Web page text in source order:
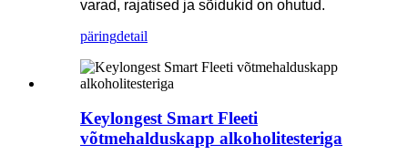
varad, rajatised ja sõidukid on ohutud.
päringdetail
Keylongest Smart Fleeti
võtmehalduskapp alkoholitesteriga